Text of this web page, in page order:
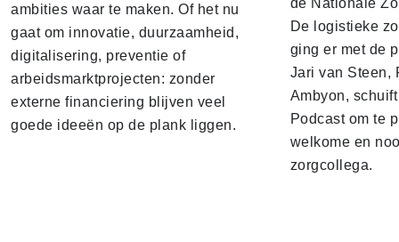
ambities waar te maken. Of het nu
gaat om innovatie, duurzaamheid,
digitalisering, preventie of
arbeidsmarktprojecten: zonder
externe financiering blijven veel
goede ideeën op de plank liggen.
de Nationale
De logistieke
ging er met de
Jari van Steen,
Ambyon,
Podcast om te
welkome en
zorgcollega.